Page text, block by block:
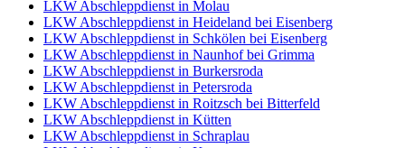
LKW Abschleppdienst in Molau
LKW Abschleppdienst in Heideland bei Eisenberg
LKW Abschleppdienst in Schkölen bei Eisenberg
LKW Abschleppdienst in Naunhof bei Grimma
LKW Abschleppdienst in Burkersroda
LKW Abschleppdienst in Petersroda
LKW Abschleppdienst in Roitzsch bei Bitterfeld
LKW Abschleppdienst in Kütten
LKW Abschleppdienst in Schraplau